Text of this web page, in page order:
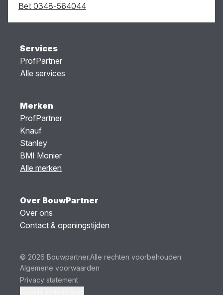
Bel: 0348-564044
Services
ProfPartner
Alle services
Merken
ProfPartner
Knauf
Stanley
BMI Monier
Alle merken
Over BouwPartner
Over ons
Contact & openingstijden
© 2026 Bouwpartner.Alle rechten voorbehouden.
Algemene voorwaarden
Privacy statement